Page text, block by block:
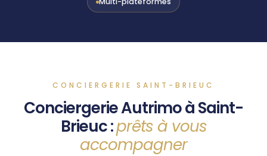
CONCIERGERIE SAINT-BRIEUC
Conciergerie Autrimo à Saint-
Brieuc :prêts à vous
accompagner